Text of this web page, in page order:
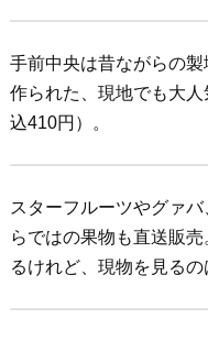
手前中央は昔ながらの
作られた、現地でも大
込410円）。
スターフルーツやグァ
らではの果物も直送販
るけれど、現物を見るの